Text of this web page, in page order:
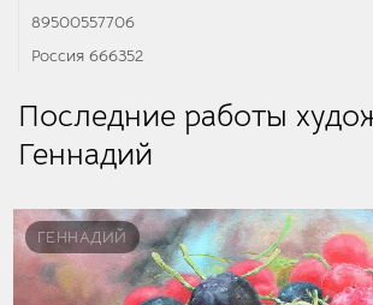
89500557706
Россия 666352
Последние работы
Геннадий
ГЕННАДИЙ